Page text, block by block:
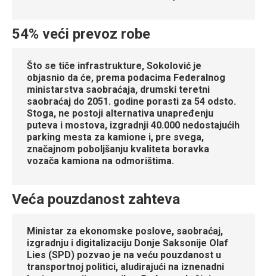
54% veći prevoz robe
Što se tiče infrastrukture, Sokolović je
objasnio da će, prema podacima Federalnog
ministarstva saobraćaja, drumski teretni
saobraćaj do 2051. godine porasti za 54 odsto.
Stoga, ne postoji alternativa unapređenju
puteva i mostova, izgradnji 40.000 nedostajućih
parking mesta za kamione i, pre svega,
značajnom poboljšanju kvaliteta boravka
vozača kamiona na odmorištima.
Veća pouzdanost zahteva
Ministar za ekonomske poslove, saobraćaj,
izgradnju i digitalizaciju Donje Saksonije Olaf
Lies (SPD) pozvao je na veću pouzdanost u
transportnoj politici, aludirajući na iznenadni